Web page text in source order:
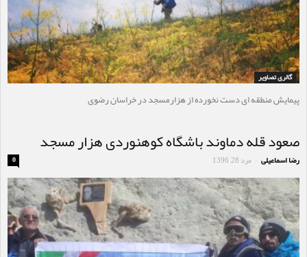
گالری تصاویر
پیمایش منطقه ای دست نخورده از هزارمسجد در خراسان رضوی
صعود قله دماوند باشگاه کوهنوردی هزار مسجد
رضا اسماعیلی - مرد 28, 1396 0